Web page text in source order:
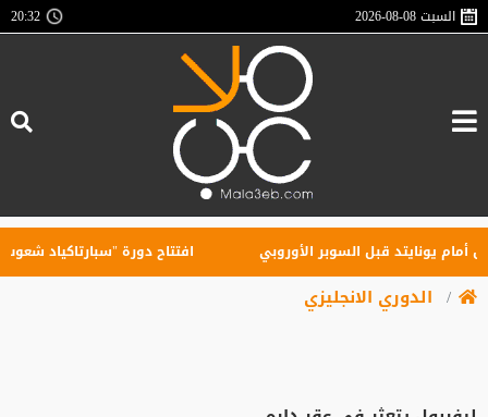
السبت2026-08-08
20:32
يونايتد قبل السوبر الأوروبي افتتاح دورة "سبارتاكياد شعوب روسيا" 2026 في
الدوري الانجليزي